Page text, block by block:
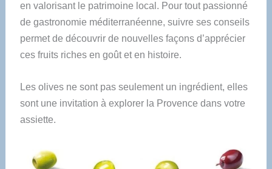
en valorisant le patrimoine local. Pour tout passionné
de gastronomie méditerranéenne, suivre ses conseils
permet de découvrir de nouvelles façons d’apprécier
ces fruits riches en goût et en histoire.
Les olives ne sont pas seulement un ingrédient, elles
sont une invitation à explorer la Provence dans votre
assiette.